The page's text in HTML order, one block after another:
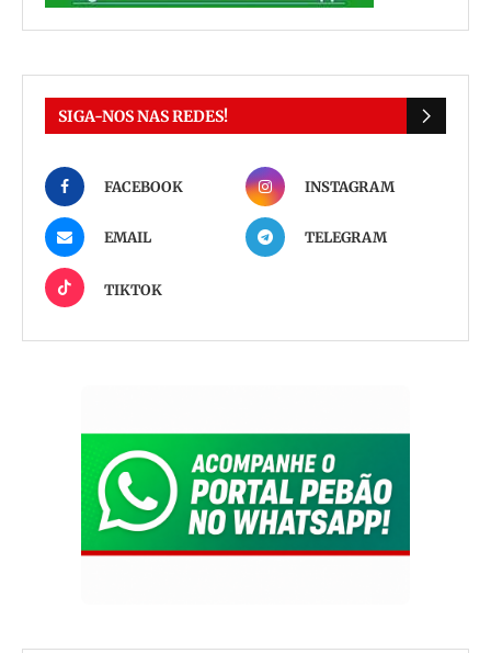
SIGA-NOS NAS REDES!
FACEBOOK INSTAGRAM
EMAIL TELEGRAM
TIKTOK